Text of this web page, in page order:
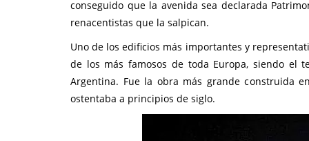
conseguido que la avenida sea declarada
renacentistas que la salpican.
Uno de los edificios más importantes y
de los más famosos de toda Europa, siendo el
Argentina. Fue la obra más grande construida
ostentaba a principios de siglo.